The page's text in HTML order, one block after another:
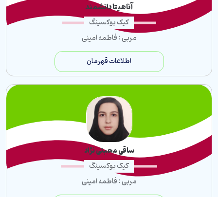
آناهیتا دانشمند
کیک بوکسینگ
مربی : فاطمه امینی
اطلاعات قهرمان
ساقی محبتی نژاد
کیک بوکسینگ
مربی : فاطمه امینی